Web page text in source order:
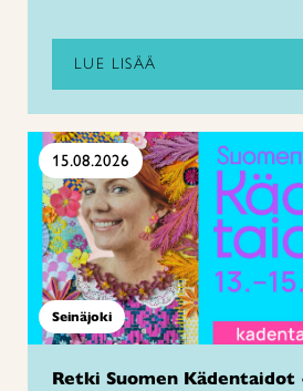
LUE LISÄÄ
15.08.2026
Seinäjoki
Retki Suomen Kädentaidot